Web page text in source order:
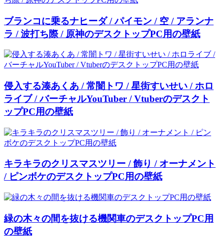
ブランコに乗るナヒーダ / パイモン / 空 / アランナ
ラ / 波打ち際 / 原神のデスクトップPC用の壁紙
侵入する湊あくあ / 常闇トワ / 星街すいせい / ホロ
ライブ / バーチャルYouTuber / Vtuberのデスクト
ップPC用の壁紙
キラキラのクリスマスツリー / 飾り / オーナメント
/ ピンボケのデスクトップPC用の壁紙
緑の木々の間を抜ける機関車のデスクトップPC用
の壁紙